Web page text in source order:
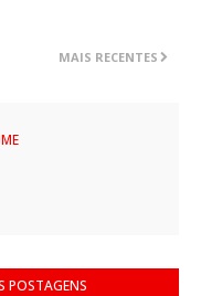
MAIS RECENTES
POSTAGENS